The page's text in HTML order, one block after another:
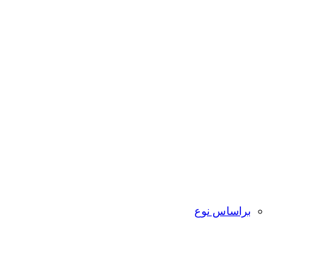
براساس نوع